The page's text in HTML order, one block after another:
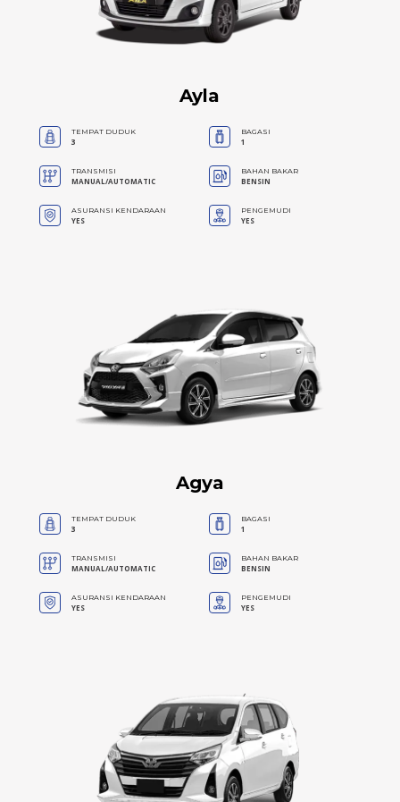
Ayla
TEMPAT DUDUK
3
BAGASI
1
TRANSMISI
MANUAL/AUTOMATIC
BAHAN BAKAR
BENSIN
ASURANSI KENDARAAN
YES
PENGEMUDI
YES
Agya
TEMPAT DUDUK
3
BAGASI
1
TRANSMISI
MANUAL/AUTOMATIC
BAHAN BAKAR
BENSIN
ASURANSI KENDARAAN
YES
PENGEMUDI
YES